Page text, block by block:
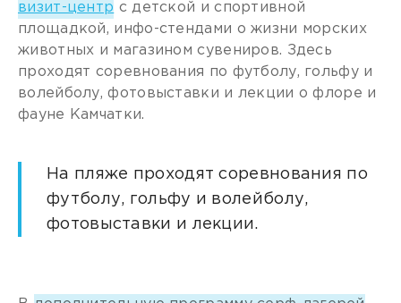
визит-центр с детской и спортивной
площадкой, инфо-стендами о жизни морских
животных и магазином сувениров. Здесь
проходят соревнования по футболу, гольфу и
волейболу, фотовыставки и лекции о флоре и
фауне Камчатки.
На пляже проходят соревнования по
футболу, гольфу и волейболу,
фотовыставки и лекции.